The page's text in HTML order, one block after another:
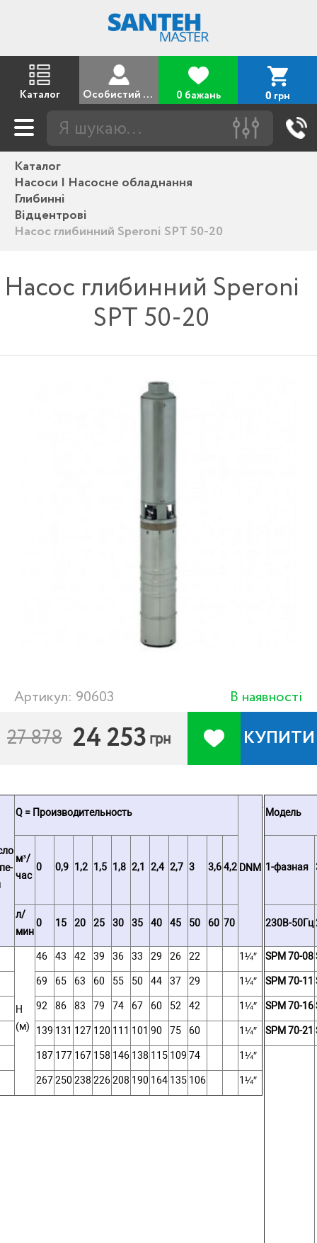
Каталог Особистий кабінет 0 бажань 0 грн
Каталог
Насоси | Насосне обладнання
Глибинні
Відцентрові
Насос глибинний Speroni SPT 50-20
Насос глибинний Speroni
SPT 50-20
Артикул: 90603 В наявності
27 878 24 253 грн КУПИТИ
Q = Производительность
DNM
м³/
час
0 0,9 1,2 1,5 1,8 2,1 2,4 2,7 3 3,64,2
л/
мин
0 15 20 25 30 35 40 45 50 60 70
Н
(м)
46 43 42 39 36 33 29 26 22 1¼″
69 65 63 60 55 50 44 37 29 1¼″
92 86 83 79 74 67 60 52 42 1¼″
139 131 127 120 111 101 90 75 60 1¼″
187 177 167 158 146 138 115 109 74 1¼″
267250 238 226208 190 164 135 106 1¼″
Модель
1-фазная
230В-50Гц
SPM 70-08
SPM 70-11
SPM 70-16
SPM 70-21